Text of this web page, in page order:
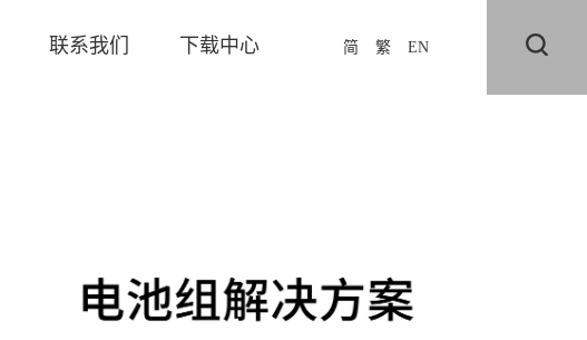
简 繁 EN
联系我们 下载中心